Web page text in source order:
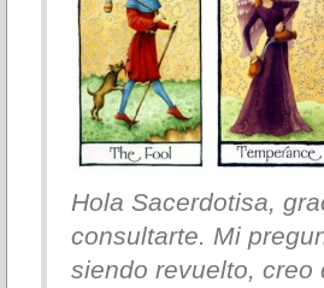
Hola Sacerdotisa,
consultarte. Mi
siendo revuelto, creo